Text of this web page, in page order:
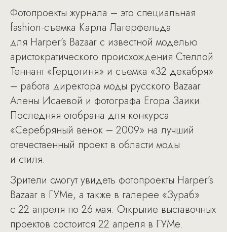
Фотопроекты журнала – это специальная
fashion-съемка Карла Лагерфельда
для Harper’s Bazaar с известной моделью
аристократического происхождения Стеллой
Теннант «Герцогиня» и съемка «32 декабря»
– работа директора моды русского Bazaar
Алены Исаевой и фотографа Егора Заики.
Последняя отобрана для конкурса
«Серебряный венок – 2009» на лучший
отечественный проект в области моды
и стиля.
Зрители смогут увидеть фотопроекты Harper’s
Bazaar в ГУМе, а также в галерее «Зураб»
с 22 апреля по 26 мая. Открытие выставочных
проектов состоится 22 апреля в ГУМе.